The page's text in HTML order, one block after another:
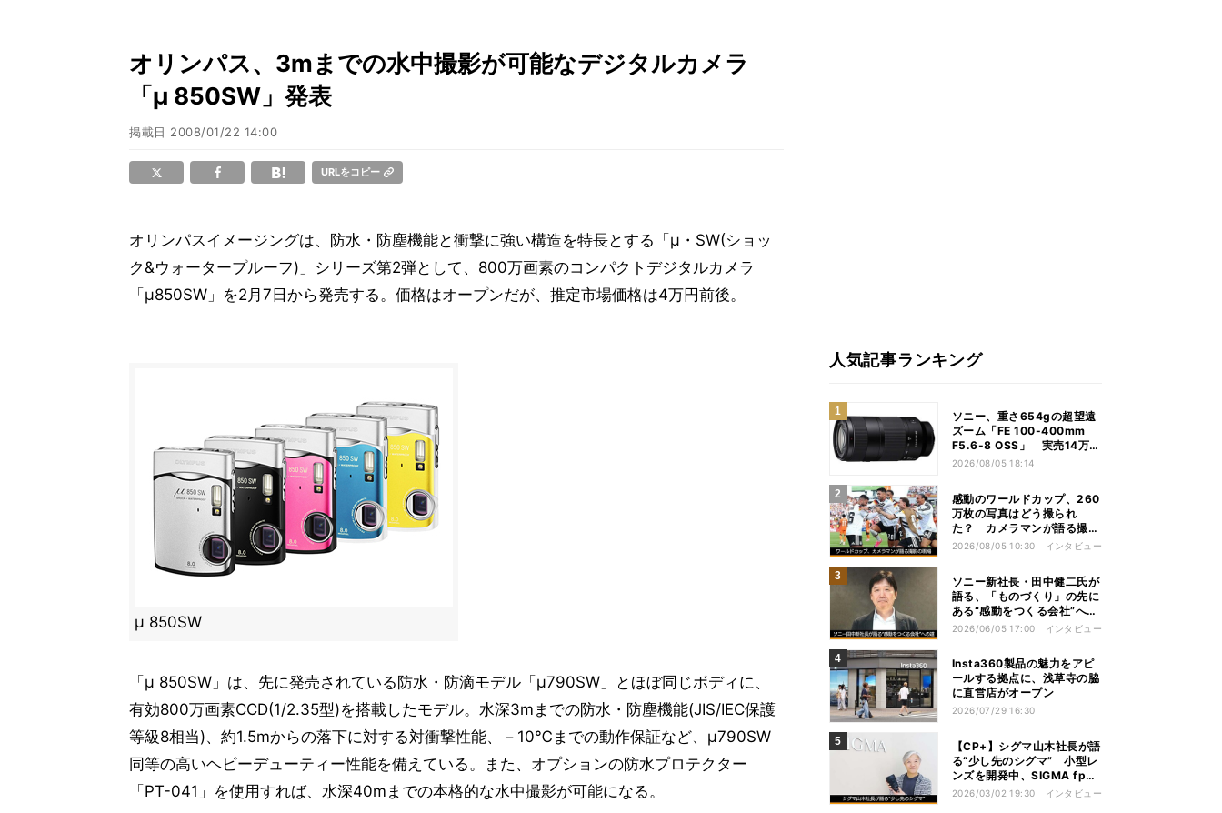
オリンパス、3mまでの水中撮影が可能なデジタルカメラ
「μ 850SW」発表
掲載日 2008/01/22 14:00
URLをコピー
オリンパスイメージングは、防水・防塵機能と衝撃に強い構造を特長とする「μ・SW(ショッ
ク&ウォータープルーフ)」シリーズ第2弾として、800万画素のコンパクトデジタルカメラ
「μ850SW」を2月7日から発売する。価格はオープンだが、推定市場価格は4万円前後。
μ 850SW
「μ 850SW」は、先に発売されている防水・防滴モデル「μ790SW」とほぼ同じボディに、
有効800万画素CCD(1/2.35型)を搭載したモデル。水深3mまでの防水・防塵機能(JIS/IEC保護
等級8相当)、約1.5mからの落下に対する対衝撃性能、－10℃までの動作保証など、μ790SW
同等の高いヘビーデューティー性能を備えている。また、オプションの防水プロテクター
「PT-041」を使用すれば、水深40mまでの本格的な水中撮影が可能になる。
人気記事ランキング
ソニー、重さ654gの超望遠
ズーム「FE 100-400mm
F5.6-8 OSS」 実売14万円
前後
2026/08/05 18:14
感動のワールドカップ、260
万枚の写真はどう撮られ
た？ カメラマンが語る撮影
の現場
2026/08/05 10:30 インタビュー
ソニー新社長・田中健二氏が
語る、「ものづくり」の先に
ある“感動をつくる会社”への
道
2026/06/05 17:00 インタビュー
Insta360製品の魅力をアピ
ールする拠点に、浅草寺の脇
に直営店がオープン
2026/07/29 16:30
【CP+】シグマ山木社長が語
る“少し先のシグマ” 小型レ
ンズを開発中、SIGMA fpは
継続、フルサイズFoveonは
2026/03/02 19:30 インタビュー